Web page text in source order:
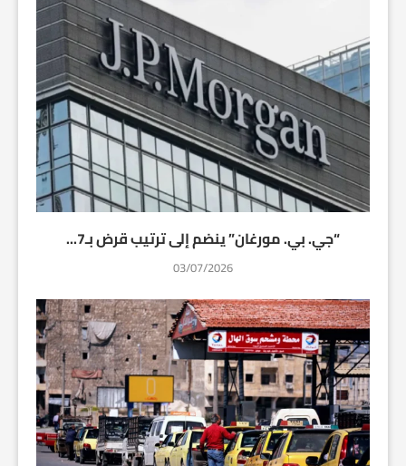
“جي. بي. مورغان” ينضم إلى ترتيب قرض بـ7...
03/07/2026